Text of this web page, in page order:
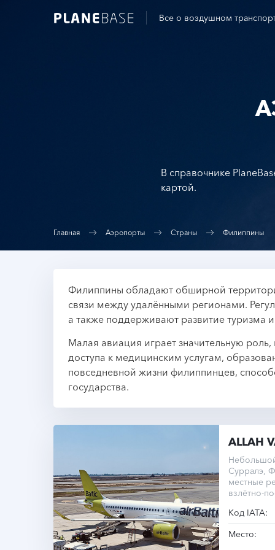
Все о воздушном
В справочнике
картой.
Главная Аэропорты Страны Филиппины
Филиппины обладают обширной
связи между удалёнными регионами.
а также поддерживают развитие туризма
Малая авиация играет значительную
доступа к медицинским услугам,
повседневной жизни филиппинцев,
государства.
ALLAH
Сурралэ,
местные
взлётно-
Код IATA:
Место: